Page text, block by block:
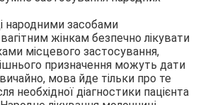
народними засобами
жінкам безпечно лікувати
місцевого застосування,
призначення можуть дати
мова йде тільки про те
необхідної діагностики пацієнта